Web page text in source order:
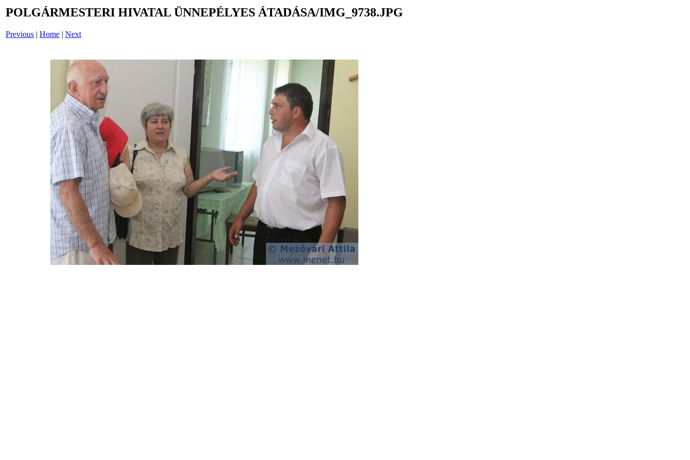
POLGÁRMESTERI HIVATAL ÜNNEPÉLYES ÁTADÁSA/IMG_9738.JPG
Previous | Home | Next